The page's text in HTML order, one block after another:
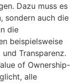
Dazu muss es
sondern auch die
die
beispielsweise
Transparenz.
of Ownership-
alle